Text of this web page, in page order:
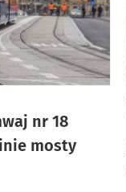
nr 18
mosty